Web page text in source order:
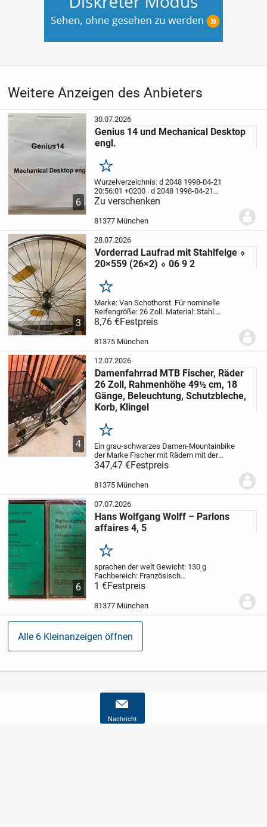
Nachricht
Weitere Anzeigen des Anbieters
6
30.07.2026
Genius 14 und Mechanical Desktop
engl.
Merken
Wurzelverzeichnis:d 2048 1998-04-21
20:56:01 +0200 .d 2048 1998-04-21
20:56:09 +0200 Genius14
2048 1998-04-21 20:56:09 +0200 G14_0
Zu verschenken
81377 München
3
28.07.2026
Vorderrad Laufrad mit Stahlfelge ⬨
20×559 (26×2) ⬨ 06 9 2
Merken
Marke: Van Schothorst.Für nominelle
Reifengröße: 26 Zoll.Material: Stahl.
Anzahl der Speichen: 36.
Reflektoren: 3.
glänzend stählern.
8,76 €Festpreis
81375 München
4
12.07.2026
Damenfahrrad MTB Fischer, Räder
26 Zoll, Rahmenhöhe 49½ cm, 18
Gänge, Beleuchtung, Schutzbleche,
Korb, Klingel
Merken
Ein grau-schwarzes Damen-Mountainbike
der Marke Fischer mit Rädern mit der
Nenngröße 26 Zoll zu verkaufen. Der
tatsächliche Außendurchmesser der
Reifen beträgt ≈ 66 cm. Das Fahrrad hat
347,47 €Festpreis
81375 München
6
07.07.2026
Hans Wolfgang Wolff – Parlons
affaires 4, 5
Merken
sprachen der weltGewicht: 130 g
Fachbereich: Französisch
Ausgangssprache: Deutsch
Erscheinungsjahr: 1973
Kassette: 6,975 cm
1 €Festpreis
81377 München
Alle 6 Kleinanzeigen öffnen